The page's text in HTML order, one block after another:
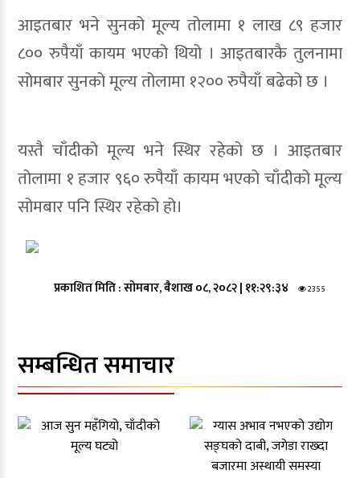
आइतबार भने सुनको मूल्य तोलामा १ लाख ८९ हजार
८०० रुपैयाँ कायम भएको थियो । आइतबारकै तुलनामा
सोमबार सुनको मूल्य तोलामा १२०० रुपैयाँ बढेको छ ।
यस्तै चाँदीको मूल्य भने स्थिर रहेको छ । आइतबार
तोलामा १ हजार ९६० रुपैयाँ कायम भएको चाँदीको मूल्य
सोमबार पनि स्थिर रहेको हो।
प्रकाशित मिति :सोमबार, बैशाख ०८, २०८२| ११:२९:३४ 2355
सम्बन्धित समाचार